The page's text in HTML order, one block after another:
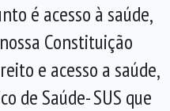
é acesso à saúde,
Constituição
e acesso a saúde,
de Saúde- SUS que